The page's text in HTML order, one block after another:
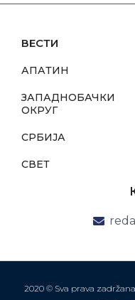
ВЕСТИ
АПАТИН
ЗАПАДНОБАЧКИ
ОКРУГ
СРБИЈА
СВЕТ
2020 © Sva prava